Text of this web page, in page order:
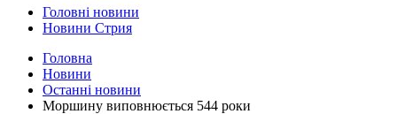
Головні новини
Новини Стрия
Головна
Новини
Останні новини
Моршину виповнюється 544 роки